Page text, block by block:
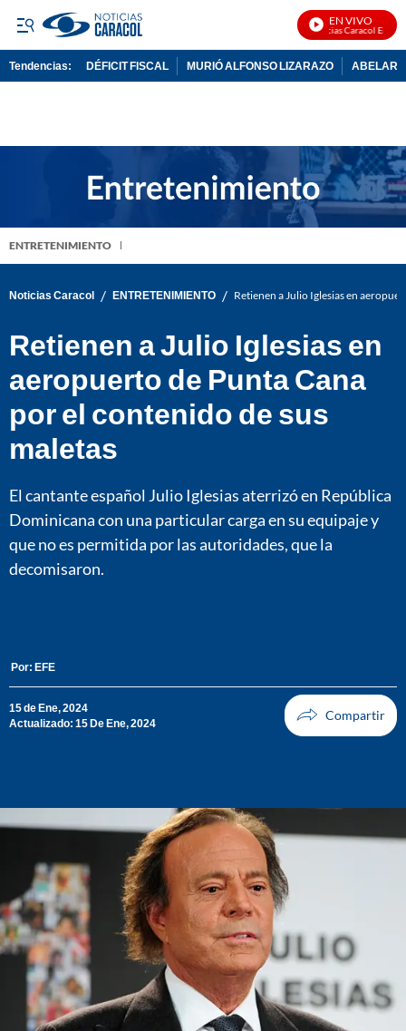
EN VIVO
Noticias Caracol En Vivo
Tendencias: DÉFICIT FISCAL MURIÓ ALFONSO LIZARAZO
ENTRETENIMIENTO
Noticias Caracol / ENTRETENIMIENTO / Retienen a Julio Iglesias en
Retienen a Julio Iglesias en
aeropuerto de Punta Cana
por el contenido de sus
maletas
El cantante español Julio Iglesias aterrizó en República
Dominicana con una particular carga en su equipaje y
que no es permitida por las autoridades, que la
decomisaron.
Por: EFE
15 de Ene, 2024
Actualizado: 15 De Ene, 2024